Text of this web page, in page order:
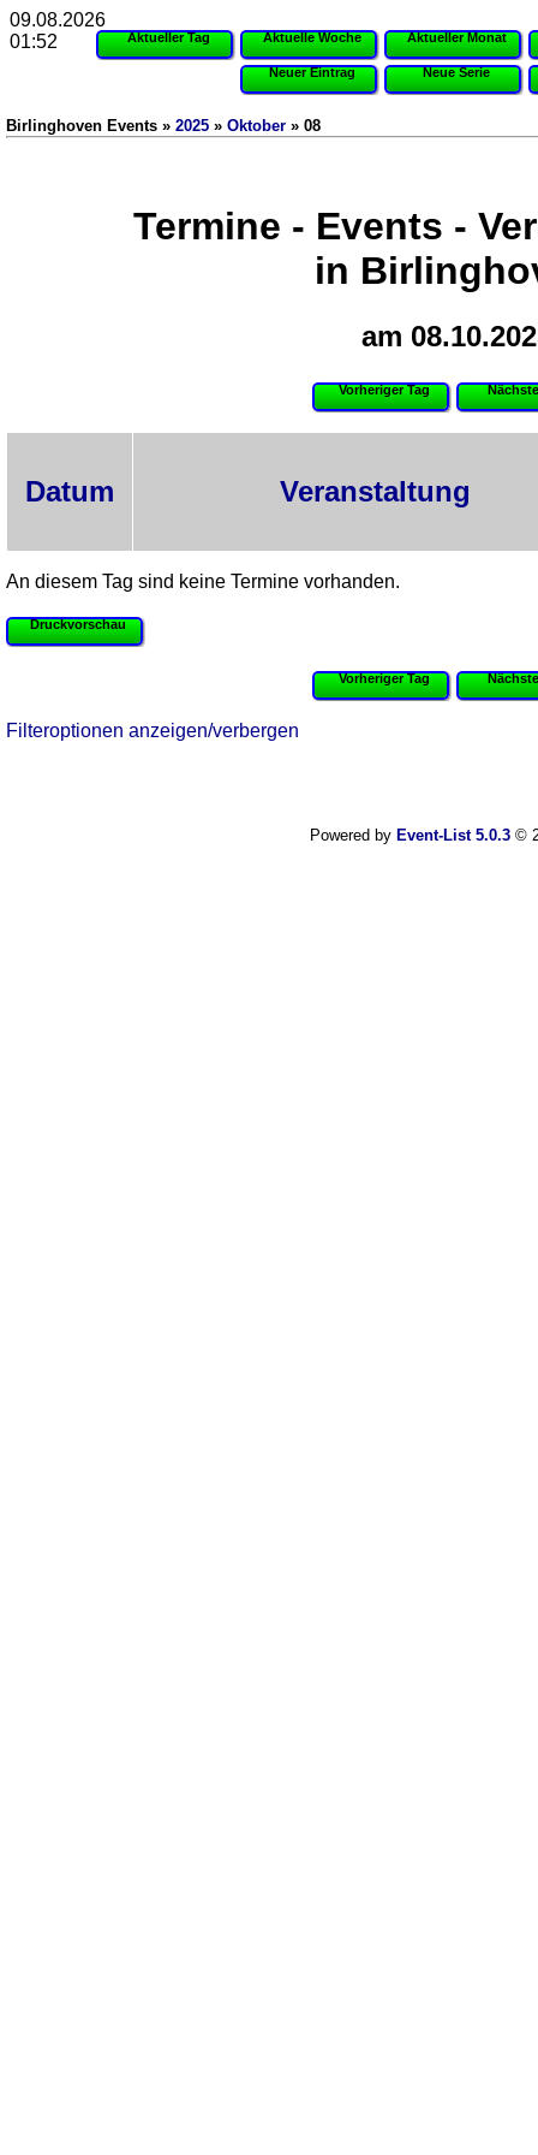
Aktueller Tag Aktuelle Woche Aktueller Monat
Neuer Eintrag Neue Serie
Birlinghoven Events » 2025 » Oktober » 08
Termine - Events -
in
am
Vorheriger Tag
Datum Veranstaltung
An diesem Tag sind keine Termine vorhanden.
Druckvorschau
Vorheriger Tag
Filteroptionen anzeigen/verbergen
Powered by Event-List 5.0.3©
09.08.2026
01:52